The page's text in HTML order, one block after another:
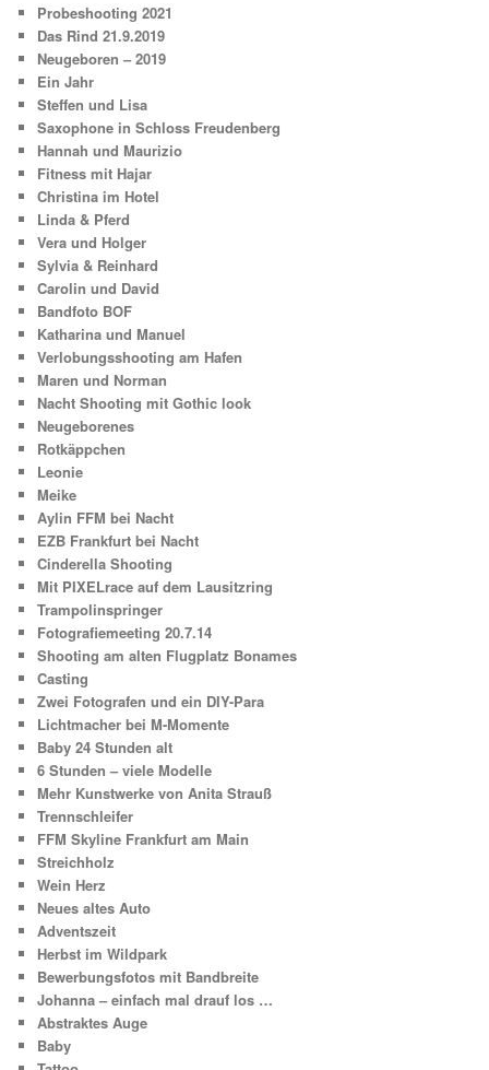
Probeshooting 2021
Das Rind 21.9.2019
Neugeboren – 2019
Ein Jahr
Steffen und Lisa
Saxophone in Schloss Freudenberg
Hannah und Maurizio
Fitness mit Hajar
Christina im Hotel
Linda & Pferd
Vera und Holger
Sylvia & Reinhard
Carolin und David
Bandfoto BOF
Katharina und Manuel
Verlobungsshooting am Hafen
Maren und Norman
Nacht Shooting mit Gothic look
Neugeborenes
Rotkäppchen
Leonie
Meike
Aylin FFM bei Nacht
EZB Frankfurt bei Nacht
Cinderella Shooting
Mit PIXELrace auf dem Lausitzring
Trampolinspringer
Fotografiemeeting 20.7.14
Shooting am alten Flugplatz Bonames
Casting
Zwei Fotografen und ein DIY-Para
Lichtmacher bei M-Momente
Baby 24 Stunden alt
6 Stunden – viele Modelle
Mehr Kunstwerke von Anita Strauß
Trennschleifer
FFM Skyline Frankfurt am Main
Streichholz
Wein Herz
Neues altes Auto
Adventszeit
Herbst im Wildpark
Bewerbungsfotos mit Bandbreite
Johanna – einfach mal drauf los …
Abstraktes Auge
Baby